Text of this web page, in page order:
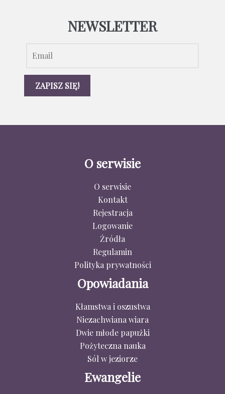
NEWSLETTER
O serwisie
O serwisie
Kontakt
Rejestracja
Logowanie
Źródła
Regulamin
Polityka prywatności
Opowiadania
Kłamstwa i oszustwa
Niezachwiana wiara
Dwie młode papużki
Pożyteczna nauka
Sól w jeziorze
Ewangelie